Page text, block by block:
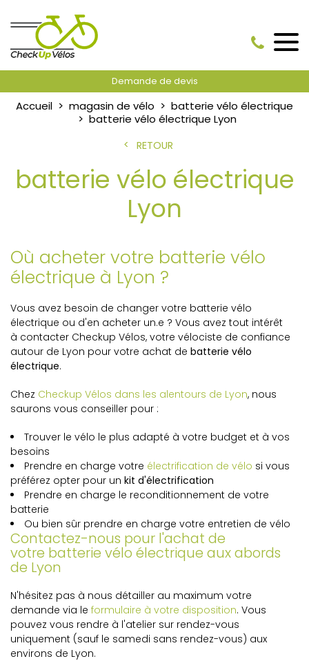
Demande de devis
Accueil magasin de vélo
batterie vélo électrique
batterie vélo électrique Lyon
RETOUR
batterie vélo électrique
Lyon
Où acheter votre batterie vélo
électrique à Lyon ?
Vous avez besoin de changer votre batterie vélo
électrique ou d'en acheter un.e ? Vous avez tout intérêt
à contacter Checkup Vélos, votre vélociste de confiance
autour de Lyon pour votre achat de batterie vélo
électrique.
Chez Checkup Vélos dans les alentours de Lyon, nous
saurons vous conseiller pour :
Trouver le vélo le plus adapté à votre budget et à vos
besoins
Prendre en charge votre électrification de vélo si vous
préférez opter pour un kit d'électrification
Prendre en charge le reconditionnement de votre
batterie
Ou bien sûr prendre en charge votre entretien de vélo
Contactez-nous pour l'achat de
votre batterie vélo électrique aux abords
de Lyon
N'hésitez pas à nous détailler au maximum votre
demande via le formulaire à votre disposition. Vous
pouvez vous rendre à l'atelier sur rendez-vous
uniquement (sauf le samedi sans rendez-vous) aux
environs de Lyon.